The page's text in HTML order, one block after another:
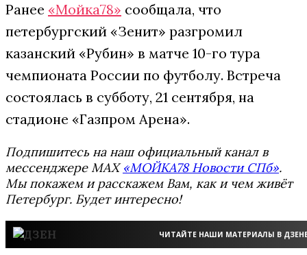
Ранее «Мойка78» сообщала, что
петербургский «Зенит» разгромил
казанский «Рубин» в матче 10-го тура
чемпионата России по футболу. Встреча
состоялась в субботу, 21 сентября, на
стадионе «Газпром Арена».
Подпишитесь на наш официальный канал в
мессенджере MAX«МОЙКА78 Новости СПб».
Мы покажем и расскажем Вам, как и чем живёт
Петербург. Будет интересно!
ЧИТАЙТЕ НАШИ МАТЕРИАЛЫ В